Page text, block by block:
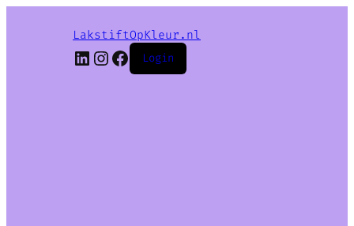
LakstiftOpKleur.nl
LinkedIn
Instagram
Facebook
Login